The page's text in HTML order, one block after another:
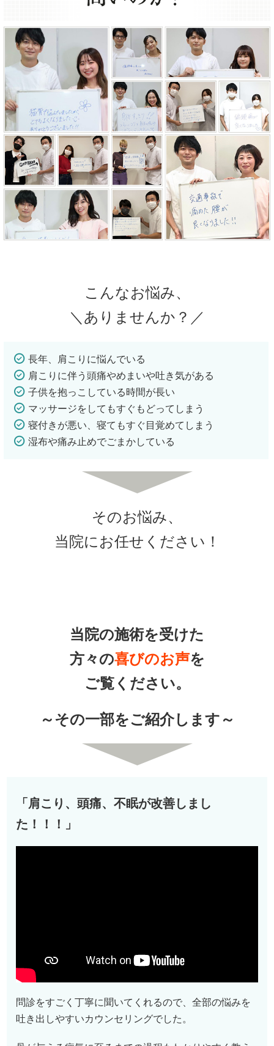
こんなお悩み、
＼ありませんか？／
長年、肩こりに悩んでいる
肩こりに伴う頭痛やめまいや吐き気がある
子供を抱っこしている時間が長い
マッサージをしてもすぐもどってしまう
寝付きが悪い、寝てもすぐ目覚めてしまう
湿布や痛み止めでごまかしている
そのお悩み、
当院にお任せください！
当院の施術を受けた
方々の喜びのお声を
ご覧ください。
～その一部をご紹介します～
「肩こり、頭痛、不眠が改善しまし
た！！！」
問診をすごく丁寧に聞いてくれるので、全部の悩みを
吐き出しやすいカウンセリングでした。